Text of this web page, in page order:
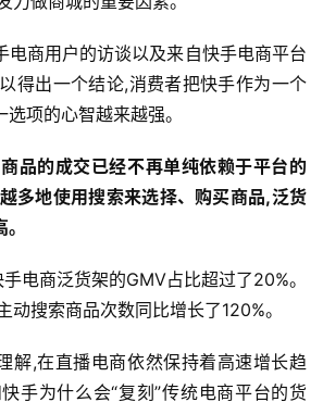
电商用户的访谈以及来自快手电商平台
得出一个结论,消费者把快手作为一个
项的心智越来越强。
品的成交已经不再单纯依赖于平台的
多地使用搜索来选择、购买商品,泛货
电商泛货架的GMV占比超过了20%。
动搜索商品次数同比增长了120%。
解,在直播电商依然保持着高速增长趋
手为什么会“复刻”传统电商平台的货